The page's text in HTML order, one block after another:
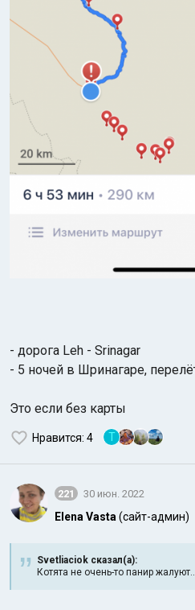
- дорога Leh - Srinagar
- 5 ночей в Шринагаре,
Это если без карты
Нравится: 4 Т
221 30 июн. 2022
Elena Vasta (сайт-админ)
Svetliaciok сказал(а):
Котята не очень-то панир